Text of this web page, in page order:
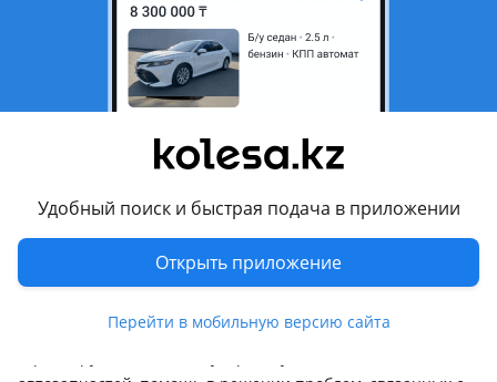
Удобный поиск и быстрая подача в приложении
Открыть приложение
Перейти в мобильную версию сайта
Комментарий продавца
Передний бампер на хундай палисад 2021 года. В сборе
без патроников
Большой выбор б/у привозных и новых авто запчастей с
гарантией Хундай Кио и многое другое подробнее можете
узнать по телефону, мы вам обязательно ответим.
Отправка другие регионы. В городе Шымкент у нас свой
сервис где можем вам все заменить со скидкой, меняя у
нас вы экономите время и деньги на вторую замены
внимание все Ваши интересы и пожелания, а также